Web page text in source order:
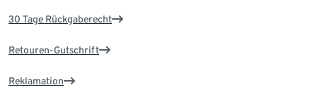
30 Tage Rückgaberecht
Retouren-Gutschrift
Reklamation